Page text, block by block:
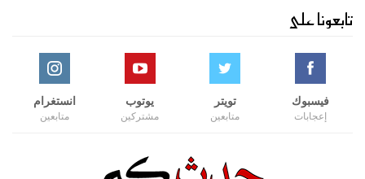
تابعونا على
فيسبوك
إعجابات
تويتر
متابعين
يوتوب
مشتركين
انستغرام
متابعين